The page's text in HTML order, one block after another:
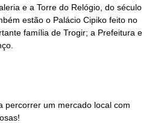
e a Torre do Relógio, do século
estão o Palácio Cipiko feito no
família de Trogir; a Prefeitura e
percorrer um mercado local com